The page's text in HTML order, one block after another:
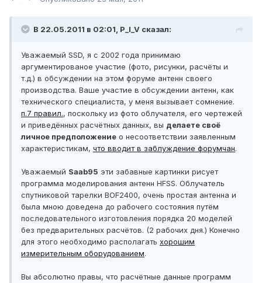
В 22.05.2011 в 02:01, P_I_V сказал:
Уважаемый SSD, я с 2002 года принимаю
аргументированое участие (фото, рисунки, расчёты и
т.д.) в обсуждении на этом форуме антенн своего
производства. Ваше участие в обсуждении антенн, как
технического специалиста, у меня вызывает сомнение.
п.7 правил., поскольку из фото облучателя, его чертежей
и приведённых расчётных данных, вы делаете своё
личное предположение о несоответствии заявленным
характеристикам, что вводит в заблуждение форумчан.
Уважаемый Saab95 эти забавные картинки рисует
программа моделирования антенн HFSS. Облучатель
спутниковой тарелки BOF2400, очень простая антенна и
была мною доведена до рабочего состояния путём
последовательного изготовления порядка 20 моделей
без предварительных расчётов. (2 рабочих дня.) Конечно
для этого необходимо располагать хорошим
измерительным оборудованием.
Вы абсолютно правы, что расчётные данные программ